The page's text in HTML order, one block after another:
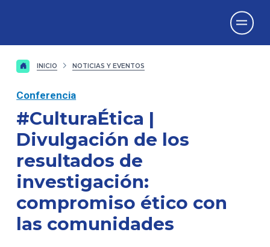
INICIO NOTICIAS Y EVENTOS
Conferencia
#CulturaÉtica |
Divulgación de los
resultados de
investigación:
compromiso ético con
las comunidades